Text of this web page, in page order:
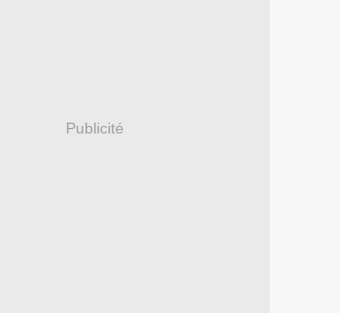
Publicité